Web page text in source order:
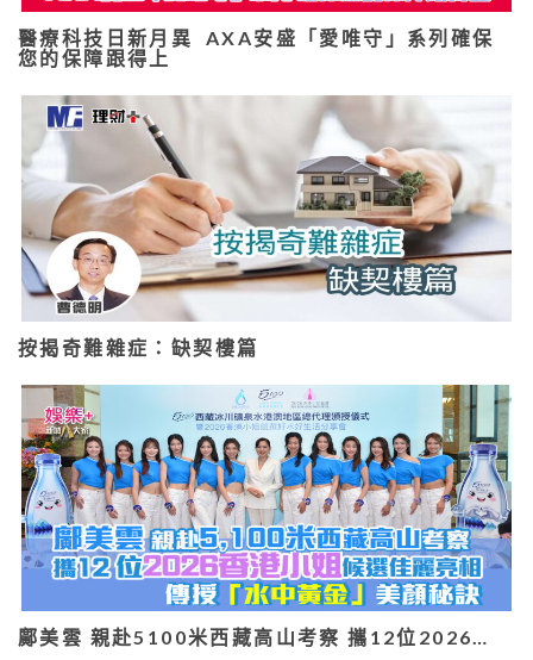
醫療科技日新月異 AXA安盛「愛唯守」系列確保
您的保障跟得上
按揭奇難雜症：缺契樓篇
鄺美雲 親赴5100米西藏高山考察 攜12位2026…